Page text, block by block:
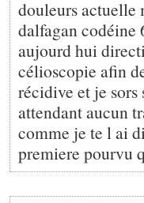
douleurs actuelle
dalfagan codéine
aujourd hui
célioscopie afin
récidive et je
attendant aucun
comme je te l ai
premiere pourvu